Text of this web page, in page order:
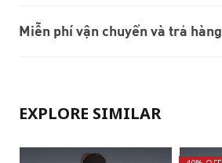
Miễn phí vận chuyển và trả hàng
EXPLORE SIMILAR